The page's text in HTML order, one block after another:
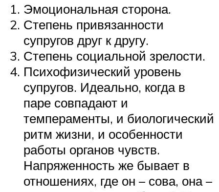
Эмоциональная сторона.
Степень привязанности
супругов друг к другу.
Степень социальной зрелости.
Психофизический уровень
супругов. Идеально, когда в
паре совпадают и
темпераменты, и биологический
ритм жизни, и особенности
работы органов чувств.
Напряженность же бывает в
отношениях, где он – сова, она –